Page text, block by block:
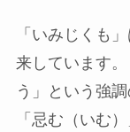
「いみじくも
来しています
う」という強
「忌む（いむ